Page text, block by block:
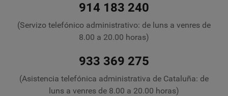
914 183 240
(Servizo telefónico administrativo: de luns a venres de
8.00 a 20.00 horas)
933 369 275
(Asistencia telefónica administrativa de Cataluña: de
luns a venres de 8.00 a 20.00 horas)